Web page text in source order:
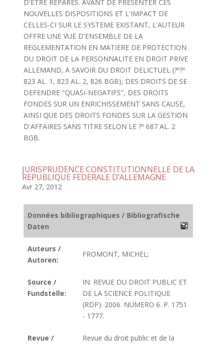
D'ETRE REPARES. AVANT DE PRESENTER CES
NOUVELLES DISPOSITIONS ET L'IMPACT DE
CELLES-CI SUR LE SYSTEME EXISTANT, L'AUTEUR
OFFRE UNE VUE D'ENSEMBLE DE LA
REGLEMENTATION EN MATIERE DE PROTECTION
DU DROIT DE LA PERSONNALITE EN DROIT PRIVE
ALLEMAND, A SAVOIR DU DROIT DELICTUEL (?º?º
823 AL. 1, 823 AL. 2, 826 BGB), DES DROITS DE SE
DEFENDRE "QUASI-NEGATIFS", DES DROITS
FONDES SUR UN ENRICHISSEMENT SANS CAUSE,
AINSI QUE DES DROITS FONDES SUR LA GESTION
D'AFFAIRES SANS TITRE SELON LE ?º 687 AL. 2
BGB.
JURISPRUDENCE CONSTITUTIONNELLE DE LA
REPUBLIQUE FEDERALE D’ALLEMAGNE
Avr 27, 2012
Données bibliographiques / Bibliografische
Daten
Auteurs /
Autoren:
FROMONT, MICHEL;
Source /
Fundstelle:
IN: REVUE DU DROIT PUBLIC ET
DE LA SCIENCE POLITIQUE
(RDP). 2006. NUMERO 6. P. 1751
- 1777.
Revue /
Revue du droit public et de la